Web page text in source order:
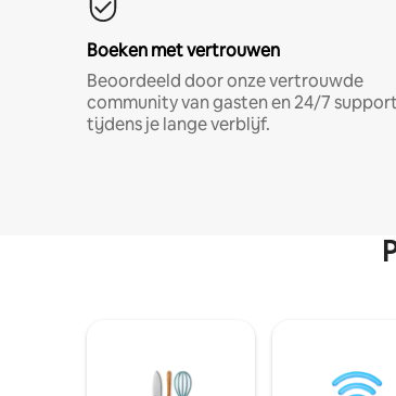
Boeken met vertrouwen
Beoordeeld door onze vertrouwde
community van gasten en 24/7 support
tijdens je lange verblijf.